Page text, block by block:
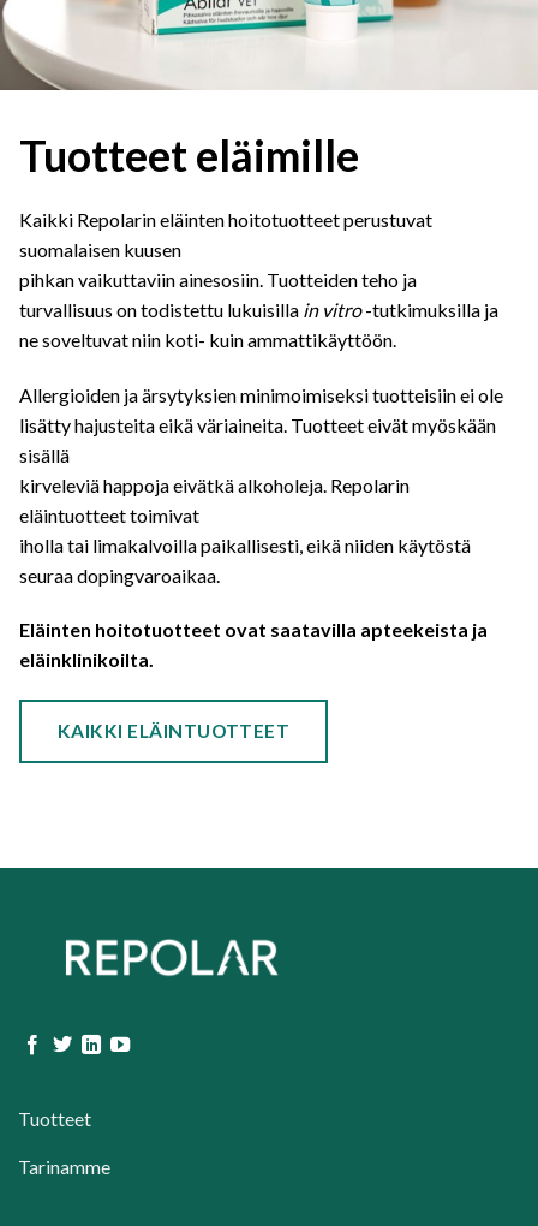
Tuotteet eläimille
Kaikki Repolarin eläinten hoitotuotteet perustuvat
suomalaisen kuusen
pihkan vaikuttaviin ainesosiin. Tuotteiden teho ja
turvallisuus on todistettu lukuisilla in vitro-tutkimuksilla ja
ne soveltuvat niin koti- kuin ammattikäyttöön.
Allergioiden ja ärsytyksien minimoimiseksi tuotteisiin ei ole
lisätty hajusteita eikä väriaineita. Tuotteet eivät myöskään
sisällä
kirveleviä happoja eivätkä alkoholeja. Repolarin
eläintuotteet toimivat
iholla tai limakalvoilla paikallisesti, eikä niiden käytöstä
seuraa dopingvaroaikaa.
Eläinten hoitotuotteet ovat saatavilla apteekeista ja
eläinklinikoilta.
KAIKKI ELÄINTUOTTEET
Tuotteet
Tarinamme